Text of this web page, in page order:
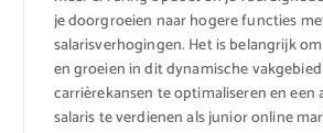
je doorgroeien naar hogere functies
salarisverhogingen. Het is belangrijk
en groeien in dit dynamische
carrièrekansen te optimaliseren en een
salaris te verdienen als junior online